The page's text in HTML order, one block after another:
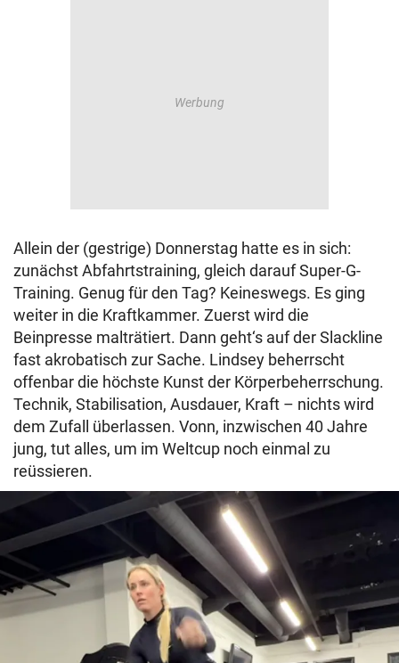
Allein der (gestrige) Donnerstag hatte es in sich:
zunächst Abfahrtstraining, gleich darauf Super-G-
Training. Genug für den Tag? Keineswegs. Es ging
weiter in die Kraftkammer. Zuerst wird die
Beinpresse malträtiert. Dann geht‘s auf der Slackline
fast akrobatisch zur Sache. Lindsey beherrscht
offenbar die höchste Kunst der Körperbeherrschung.
Technik, Stabilisation, Ausdauer, Kraft – nichts wird
dem Zufall überlassen. Vonn, inzwischen 40 Jahre
jung, tut alles, um im Weltcup noch einmal zu
reüssieren.